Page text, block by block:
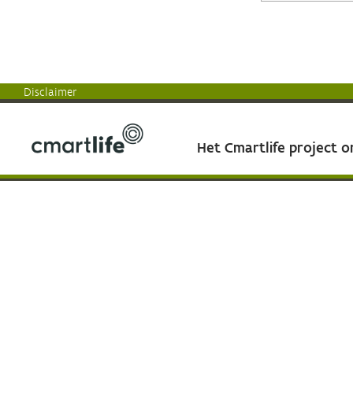
Disclaimer
Het Cmartlife project